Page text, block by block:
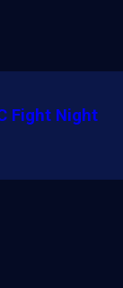
Fight Night